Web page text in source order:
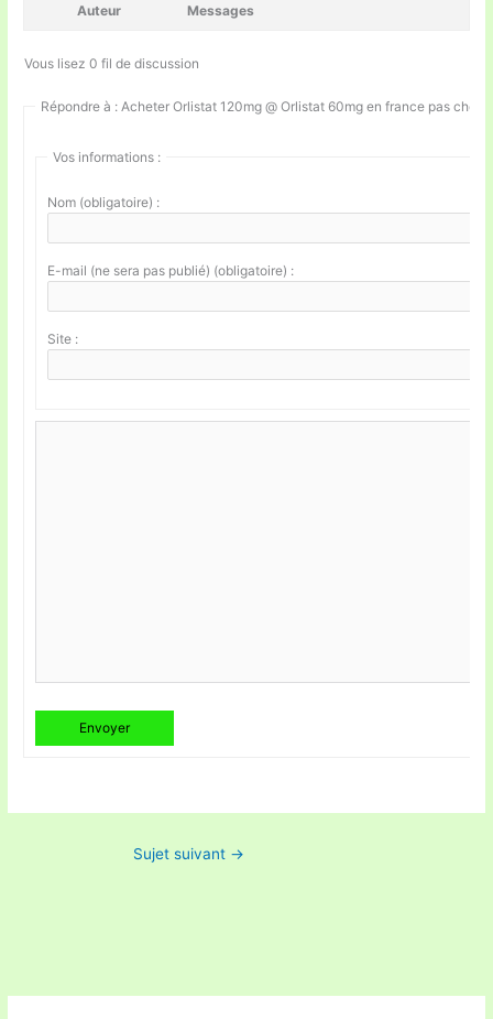
Auteur Messages
Vous lisez 0 fil de discussion
Répondre à : Acheter Orlistat 120mg @ Orlistat 60mg en france pas cher.
Vos informations :
Nom (obligatoire) :
E-mail (ne sera pas publié) (obligatoire) :
Site :
Envoyer
Sujet suivant →